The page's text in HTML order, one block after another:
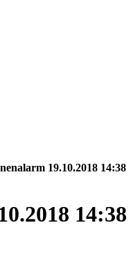
19.10.2018 14:38
14:38